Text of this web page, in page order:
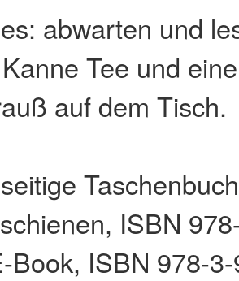
abwarten und
Tee und
auf dem Tisch.
ISBN
Book, ISBN 978-